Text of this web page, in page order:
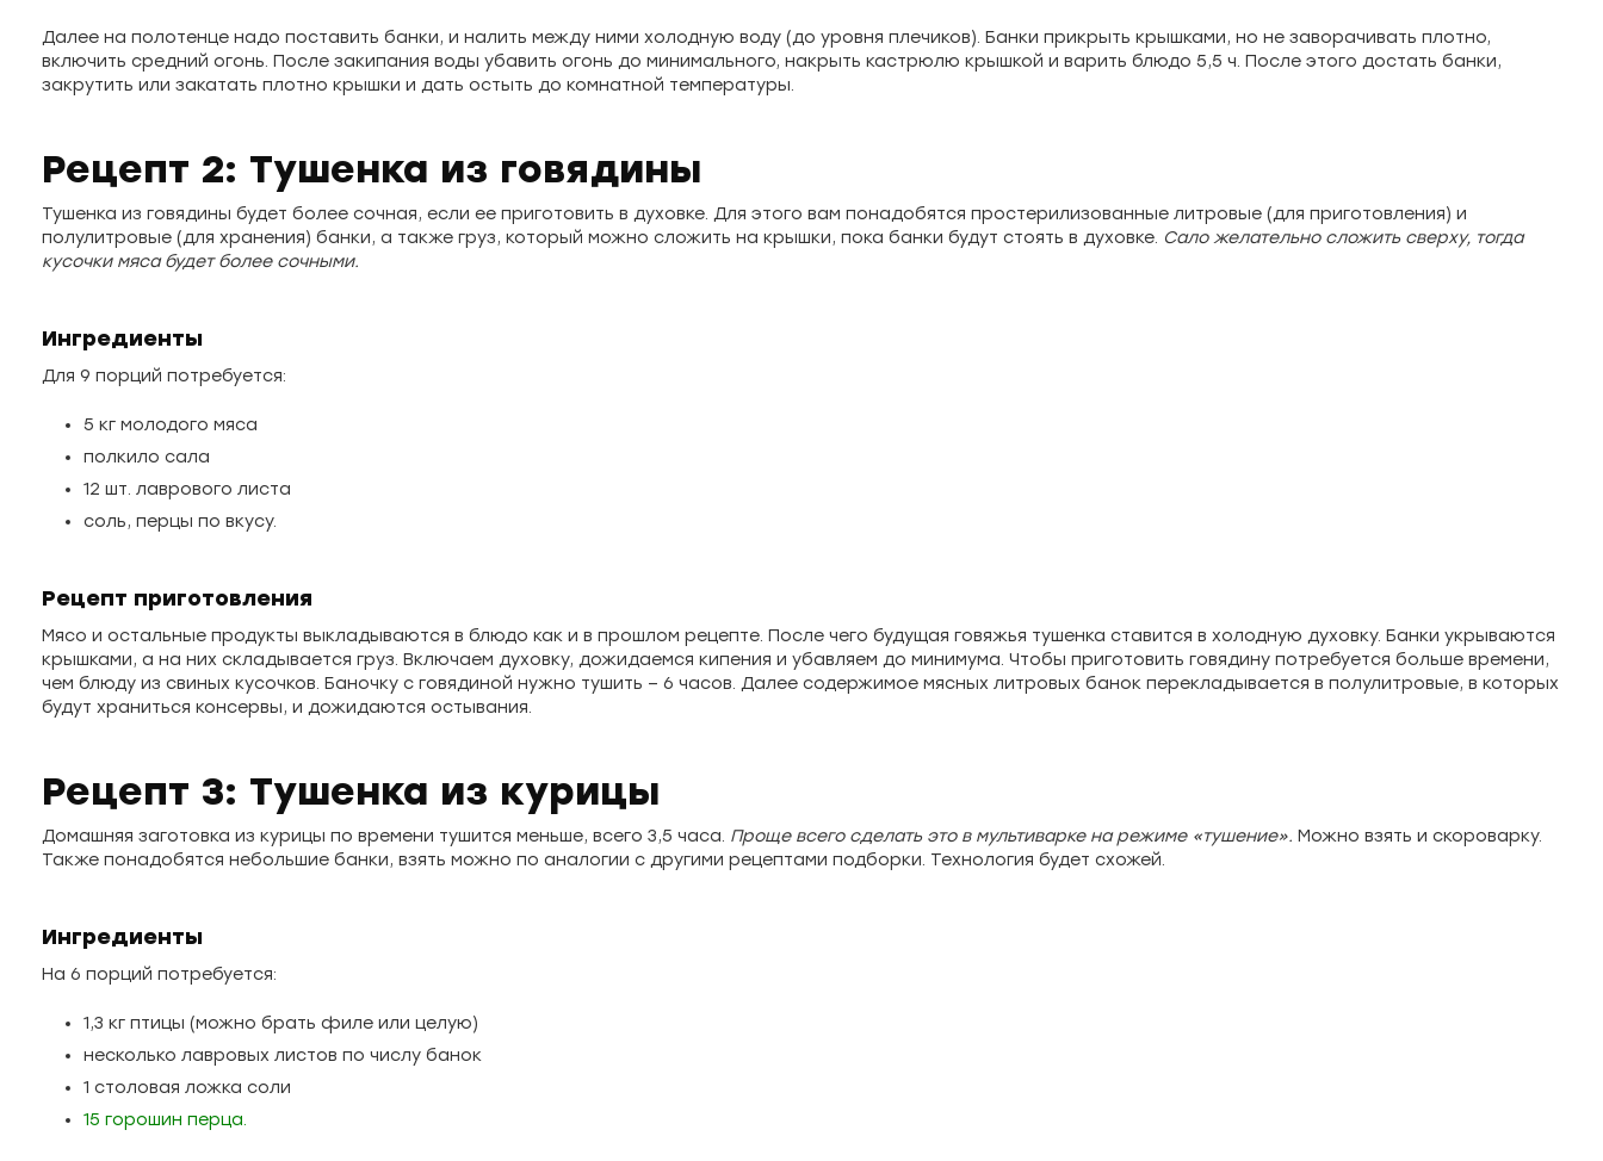
Далее на полотенце надо поставить банки, и налить между ними холодную воду (до уровня плечиков). Банки прикрыть крышками, но не заворачивать плотно,
включить средний огонь. После закипания воды убавить огонь до минимального, накрыть кастрюлю крышкой и варить блюдо 5,5 ч. После этого достать банки,
закрутить или закатать плотно крышки и дать остыть до комнатной температуры.
Рецепт 2: Тушенка из говядины
Тушенка из говядины будет более сочная, если ее приготовить в духовке. Для этого вам понадобятся простерилизованные литровые (для приготовления) и
полулитровые (для хранения) банки, а также груз, который можно сложить на крышки, пока банки будут стоять в духовке. Сало желательно сложить сверху, тогда
кусочки мяса будет более сочными.
Ингредиенты
Для 9 порций потребуется:
5 кг молодого мяса
полкило сала
12 шт. лаврового листа
соль, перцы по вкусу.
Рецепт приготовления
Мясо и остальные продукты выкладываются в блюдо как и в прошлом рецепте. После чего будущая говяжья тушенка ставится в холодную духовку. Банки укрываются
крышками, а на них складывается груз. Включаем духовку, дожидаемся кипения и убавляем до минимума. Чтобы приготовить говядину потребуется больше времени,
чем блюду из свиных кусочков. Баночку с говядиной нужно тушить – 6 часов. Далее содержимое мясных литровых банок перекладывается в полулитровые, в которых
будут храниться консервы, и дожидаются остывания.
Рецепт 3: Тушенка из курицы
Домашняя заготовка из курицы по времени тушится меньше, всего 3,5 часа. Проще всего сделать это в мультиварке на режиме «тушение». Можно взять и скороварку.
Также понадобятся небольшие банки, взять можно по аналогии с другими рецептами подборки. Технология будет схожей.
Ингредиенты
На 6 порций потребуется:
1,3 кг птицы (можно брать филе или целую)
несколько лавровых листов по числу банок
1 столовая ложка соли
15 горошин перца.